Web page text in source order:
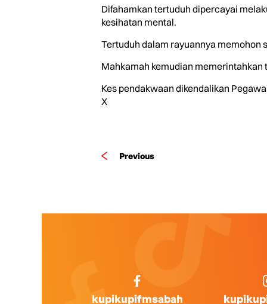
Difahamkan tertuduh dipercayai
kesihatan mental.
Tertuduh dalam rayuannya memohon
Mahkamah kemudian memerintahkan
Kes pendakwaan dikendalikan
X
Previous
kupikupifmsabah